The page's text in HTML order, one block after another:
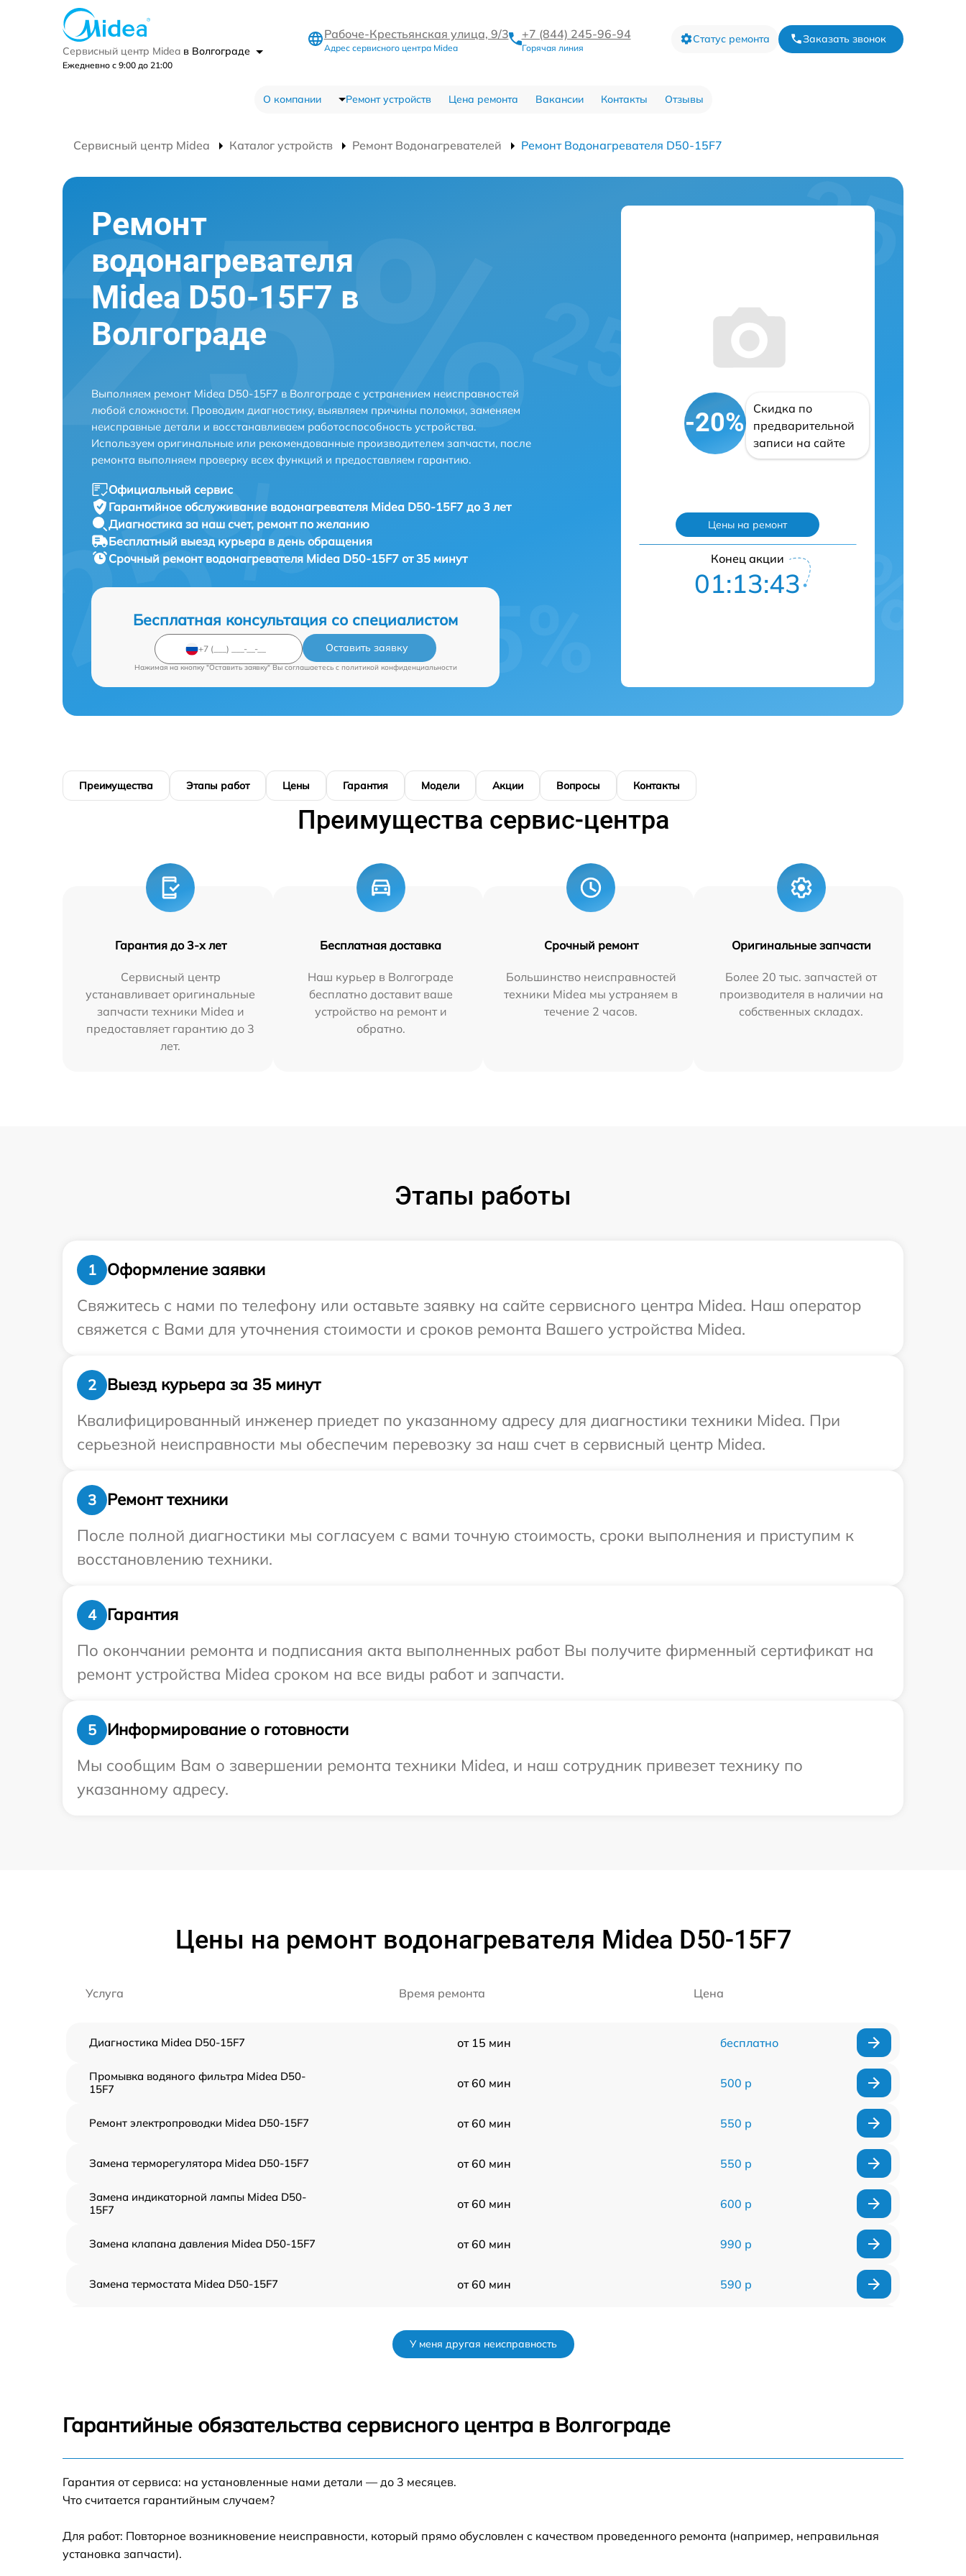
Сервисный центр Midea в Волгограде
Ежедневно с 9:00 до 21:00
Рабоче-Крестьянская улица, 9/3
Адрес сервисного центра Midea
+7 (844) 245-96-94
Горячая линия
Статус ремонта Заказать звонок
О компании Ремонт устройств Цена ремонта Вакансии Контакты Отзывы
Сервисный центр Midea Каталог устройств Ремонт Водонагревателей Ремонт Водонагревателя D50-15F7
Ремонт
водонагревателя
Midea D50-15F7 в
Волгограде
Выполняем ремонт Midea D50-15F7 в Волгограде с устранением неисправностей
любой сложности. Проводим диагностику, выявляем причины поломки, заменяем
неисправные детали и восстанавливаем работоспособность устройства.
Используем оригинальные или рекомендованные производителем запчасти, после
ремонта выполняем проверку всех функций и предоставляем гарантию.
Официальный сервис
Гарантийное обслуживание водонагревателя Midea D50-15F7 до 3 лет
Диагностика за наш счет, ремонт по желанию
Бесплатный выезд курьера в день обращения
Срочный ремонт водонагревателя Midea D50-15F7 от 35 минут
Бесплатная консультация со специалистом
Оставить заявку
Нажимая на кнопку "Оставить заявку" Вы соглашаетесь c политикой конфиденциальности
-20%
Скидка по
предварительной
записи на сайте
Цены на ремонт
Конец акции
01:13:42
Преимущества Этапы работ Цены Гарантия Модели Акции Вопросы Контакты
Преимущества сервис-центра
Гарантия до 3-х лет
Сервисный центр
устанавливает оригинальные
запчасти техники Midea и
предоставляет гарантию до 3
лет.
Бесплатная доставка
Наш курьер в Волгограде
бесплатно доставит ваше
устройство на ремонт и
обратно.
Срочный ремонт
Большинство неисправностей
техники Midea мы устраняем в
течение 2 часов.
Оригинальные запчасти
Более 20 тыс. запчастей от
производителя в наличии на
собственных складах.
Этапы работы
1
Оформление заявки
Свяжитесь с нами по телефону или оставьте заявку на сайте сервисного центра Midea. Наш оператор
свяжется с Вами для уточнения стоимости и сроков ремонта Вашего устройства Midea.
2
Выезд курьера за 35 минут
Квалифицированный инженер приедет по указанному адресу для диагностики техники Midea. При
серьезной неисправности мы обеспечим перевозку за наш счет в сервисный центр Midea.
3
Ремонт техники
После полной диагностики мы согласуем с вами точную стоимость, сроки выполнения и приступим к
восстановлению техники.
4
Гарантия
По окончании ремонта и подписания акта выполненных работ Вы получите фирменный сертификат на
ремонт устройства Midea сроком на все виды работ и запчасти.
5
Информирование о готовности
Мы сообщим Вам о завершении ремонта техники Midea, и наш сотрудник привезет технику по
указанному адресу.
Цены на ремонт водонагревателя Midea D50-15F7
Услуга Время ремонта Цена
Диагностика Midea D50-15F7 от 15 мин бесплатно
Промывка водяного фильтра Midea D50-
15F7
от 60 мин 500 р
Ремонт электропроводки Midea D50-15F7 от 60 мин 550 р
Замена терморегулятора Midea D50-15F7 от 60 мин 550 р
Замена индикаторной лампы Midea D50-
15F7
от 60 мин 600 р
Замена клапана давления Midea D50-15F7 от 60 мин 990 р
Замена термостата Midea D50-15F7 от 60 мин 590 р
Замена прокладки Midea D50-15F7
Замена труб поступления воды Midea D50-
У меня другая неисправность
Гарантийные обязательства сервисного центра в Волгограде
Гарантия от сервиса: на установленные нами детали — до 3 месяцев.
Что считается гарантийным случаем?
Для работ: Повторное возникновение неисправности, который прямо обусловлен с качеством проведенного ремонта (например, неправильная
установка запчасти).